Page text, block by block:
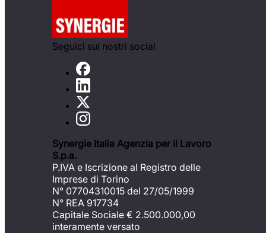
Seguici sui nostri social
Synergie Italia Agenzia per il Lavoro
S.p.a.
P.IVA e Iscrizione al Registro delle
Imprese di Torino
N° 07704310015 del 27/05/1999
N° REA 917734
Capitale Sociale € 2.500.000,00
interamente versato